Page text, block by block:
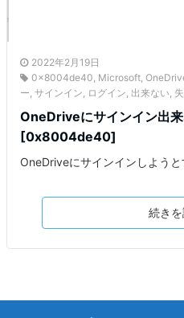
2022年2月19日
0x8004de40, Microsoft,
ー, サインイン, ログイン, 出来ない,
OneDriveにサインイン出
[0x8004de40]
OneDriveにサインインしよう
続き